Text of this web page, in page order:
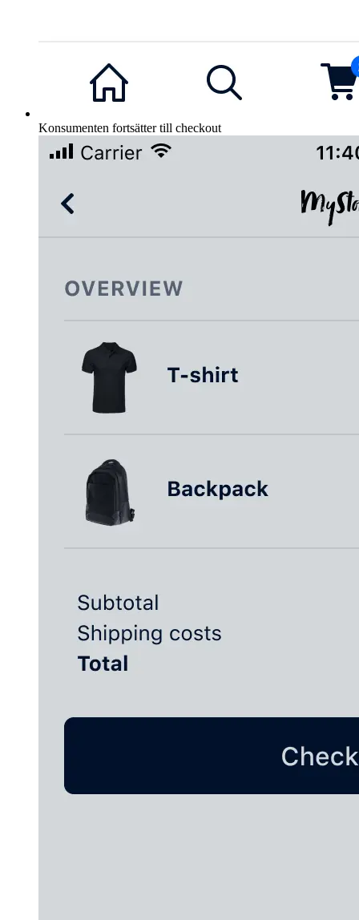
Konsumenten fortsätter till checkout